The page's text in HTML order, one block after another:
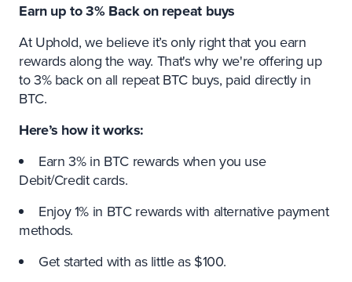
Earn up to 3% Back on repeat buys
At Uphold, we believe it’s only right that you earn
rewards along the way. That's why we're offering up
to 3% back on all repeat BTC buys, paid directly in
BTC.
Here’s how it works:
Earn 3% in BTC rewards when you use
Debit/Credit cards.
Enjoy 1% in BTC rewards with alternative payment
methods.
Get started with as little as $100.